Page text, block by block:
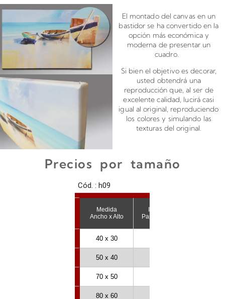
El montado del canvas en un
bastidor se ha convertido en la
opción más económica y
moderna de presentar un
cuadro.
Si bien el objetivo es decorar,
usted obtendrá una
reproducción que, al ser de
excelente calidad, lucirá casi
igual al original, reproduciendo
los colores y simulando las
texturas del original.
Precios por tamaño